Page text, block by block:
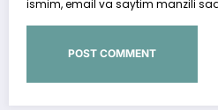
ismim, email va saytim manzili